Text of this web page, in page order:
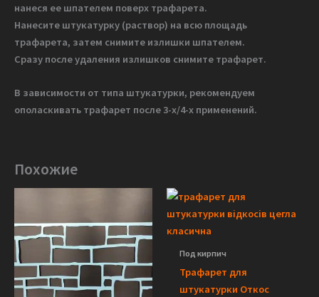
нанеся ее шпателем поверх трафарета.
Нанесите штукатурку (раствор) на всю площадь
трафарета, затем снимите излишки шпателем.
Сразу после удаления излишков снимите трафарет.
В зависимости от типа штукатурки, рекомендуем
ополаскивать трафарет после 3-х/4-х применений.
Похожие
Под кирпич
Трафарет для
штукатурки Откос